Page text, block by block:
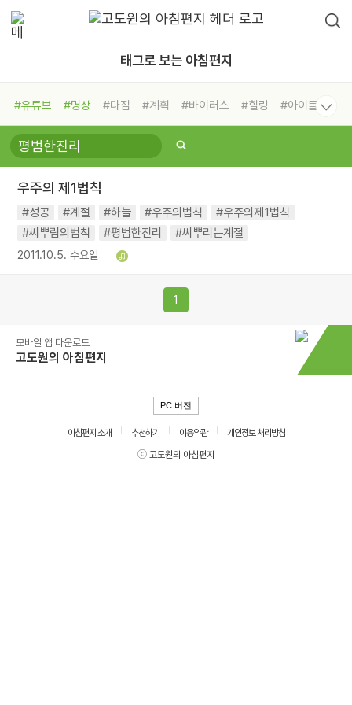
태그로 보는 아침편지
#유튜브 #명상 #다짐 #계획 #바이러스 #힐링
#아이들
#비전캠프
#독서캠프 #삶
#희망
#나눔 #친구 #링컨학교
#독서
#건강 #면역력
우주의 제1법칙
#성공 #계절 #하늘 #우주의법칙
#우주의제1법칙
#씨뿌림의법칙
#평범한진리 #씨뿌리는계절
2011.10.5. 수요일
1
모바일 앱 다운로드
고도원의 아침편지
PC 버전
아침편지 소개 추천하기 이용약관
개인정보 처리방침
ⓒ 고도원의 아침편지